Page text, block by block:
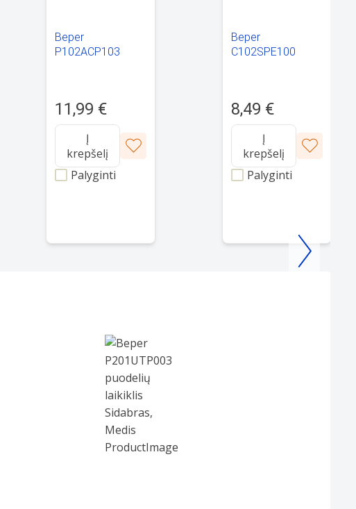
Beper
P102ACP103
11,99 €
Į
krepšelį
Palyginti
Beper
C102SPE100
8,49 €
Į
krepšelį
Palyginti